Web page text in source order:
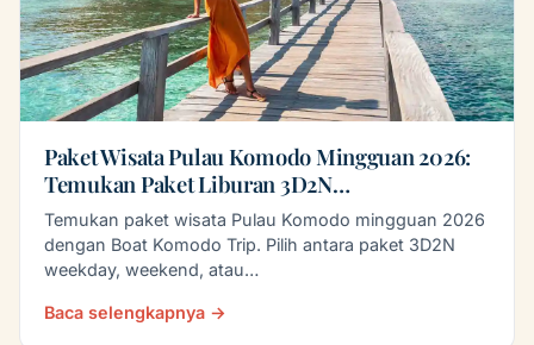
Paket Wisata Pulau Komodo Mingguan 2026:
Temukan Paket Liburan 3D2N…
Temukan paket wisata Pulau Komodo mingguan 2026
dengan Boat Komodo Trip. Pilih antara paket 3D2N
weekday, weekend, atau…
Baca selengkapnya →